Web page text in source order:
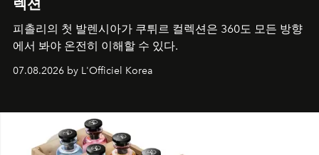
피촐리의 첫 발렌시아가 쿠튀르 컬렉션은 360도 모든 방향
에서 봐야 온전히 이해할 수 있다.
07.08.2026 by L'Officiel Korea